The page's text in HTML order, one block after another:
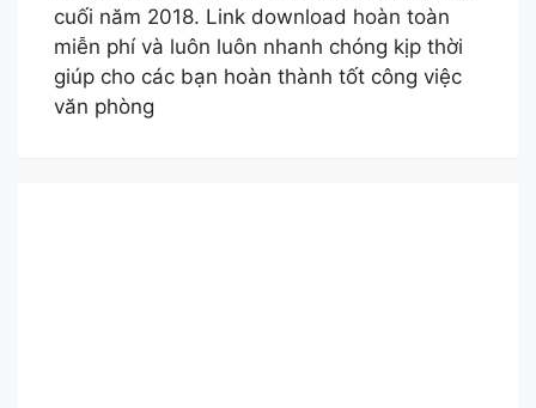
cuối năm 2018. Link download hoàn toàn
miễn phí và luôn luôn nhanh chóng kịp thời
giúp cho các bạn hoàn thành tốt công việc
văn phòng